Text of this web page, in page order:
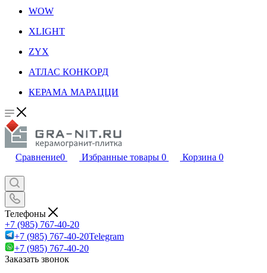
WOW
XLIGHT
ZYX
АТЛАС КОНКОРД
КЕРАМА МАРАЦЦИ
Сравнение0 Избранные товары 0 Корзина 0
Телефоны
+7 (985) 767-40-20
+7 (985) 767-40-20Telegram
+7 (985) 767-40-20
Заказать звонок